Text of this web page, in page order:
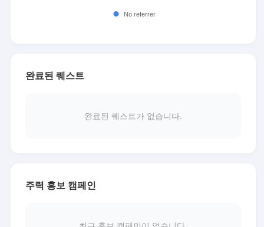
완료된 퀘스트
완료된 퀘스트가 없습니다.
주력 홍보 캠페인